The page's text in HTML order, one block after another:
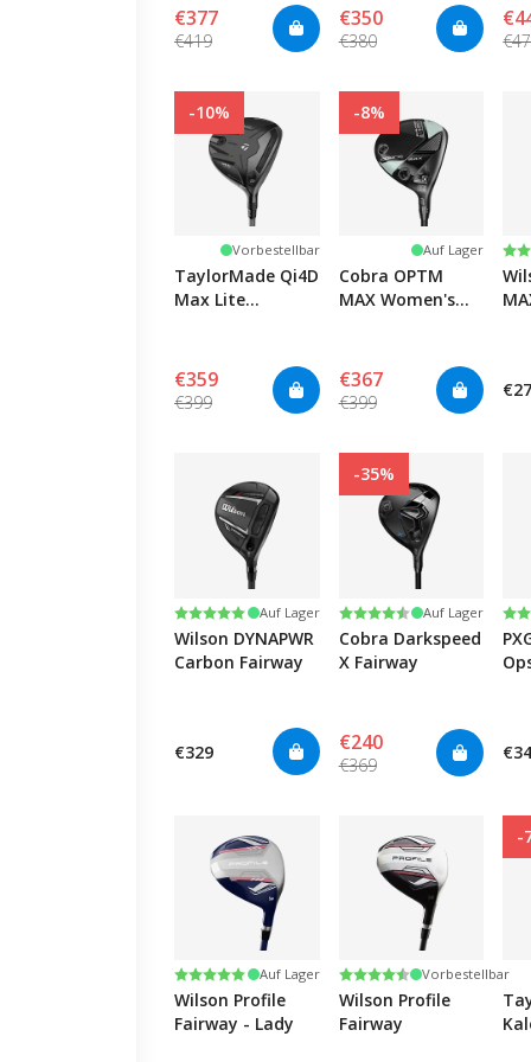
€377
€419
€350
€380
-10%
Vorbestellbar
TaylorMade Qi4D
Max Lite
€359
€399
-8%
Auf Lager
Cobra OPTM
MAX Women's
€367
€399
Bewertung:
5.0 von 5 Sternen
Auf Lager
Wilson DYNAPWR
Carbon Fairway
€329
-35%
Bewertung:
4.6 von 5 Sternen
Auf Lager
Cobra Darkspeed
X Fairway
€240
€369
Bewertung:
5.0 von 5 Sternen
Auf Lager
Wilson Profile
Fairway - Lady
Bewertung:
4.8 von 5 Sternen
Vorbestellbar
Wilson Profile
Fairway
-